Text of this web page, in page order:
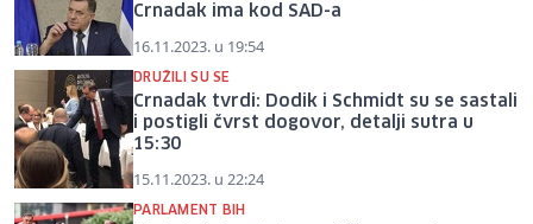
Crnadak ima kod SAD-a
16.11.2023. u 19:54
DRUŽILI SU SE
Crnadak tvrdi: Dodik i Schmidt su se sastali
i postigli čvrst dogovor, detalji sutra u
15:30
15.11.2023. u 22:24
PARLAMENT BIH